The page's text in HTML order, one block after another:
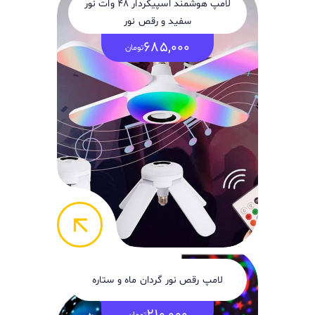
لامپ هوشمند اسپیکردار 48 وات نور
سفید و رقص نور
685,000تومان
arrow_back
لامپ رقص نور گردان ماه و ستاره